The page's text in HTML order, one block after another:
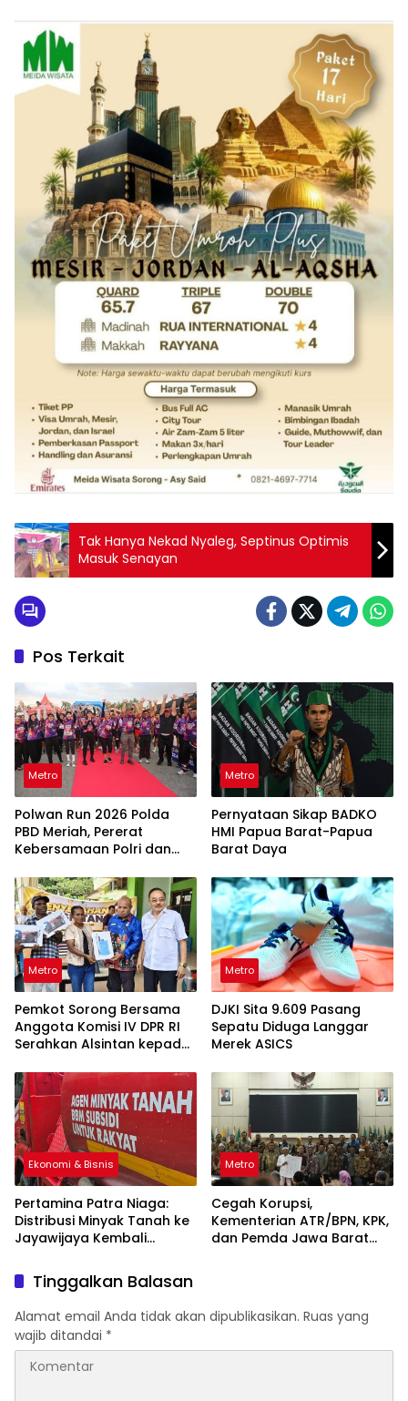
Tak Hanya Nekad Nyaleg, Septinus Optimis
Masuk Senayan
Pos Terkait
Metro
Polwan Run 2026 Polda
PBD Meriah, Pererat
Kebersamaan Polri dan
Metro
Pernyataan Sikap BADKO
HMI Papua Barat-Papua
Barat Daya
Metro
Pemkot Sorong Bersama
Anggota Komisi IV DPR RI
Serahkan Alsintan kepada
Metro
DJKI Sita 9.609 Pasang
Sepatu Diduga Langgar
Merek ASICS
Ekonomi & Bisnis
Pertamina Patra Niaga:
Distribusi Minyak Tanah ke
Jayawijaya Kembali
Metro
Cegah Korupsi,
Kementerian ATR/BPN, KPK,
dan Pemda Jawa Barat
Tinggalkan Balasan
Alamat email Anda tidak akan dipublikasikan. Ruas yang
wajib ditandai *